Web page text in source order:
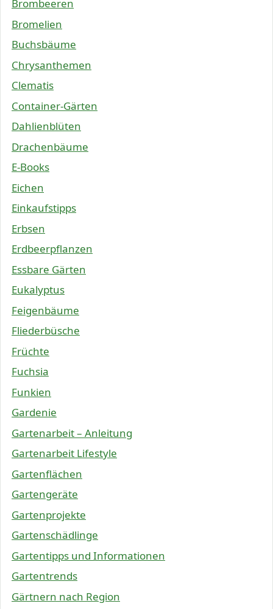
Brombeeren
Bromelien
Buchsbäume
Chrysanthemen
Clematis
Container-Gärten
Dahlienblüten
Drachenbäume
E-Books
Eichen
Einkaufstipps
Erbsen
Erdbeerpflanzen
Essbare Gärten
Eukalyptus
Feigenbäume
Fliederbüsche
Früchte
Fuchsia
Funkien
Gardenie
Gartenarbeit – Anleitung
Gartenarbeit Lifestyle
Gartenflächen
Gartengeräte
Gartenprojekte
Gartenschädlinge
Gartentipps und Informationen
Gartentrends
Gärtnern nach Region